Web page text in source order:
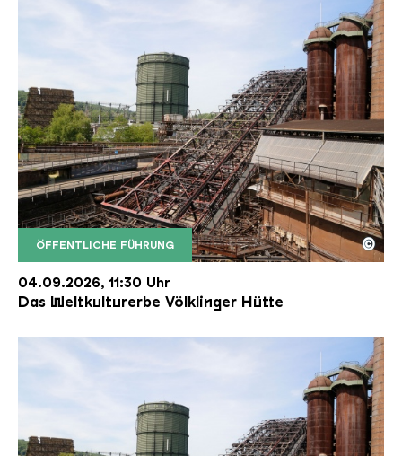
ÖFFENTLICHE FÜHRUNG
Der Erzschrägaufzug der Völklinger Hütte mit
Copyright: Weltkulturerbe Völklinger Hütte | Karl
©
04.09.2026, 11:30 Uhr
Das Weltkulturerbe Völklinger Hütte